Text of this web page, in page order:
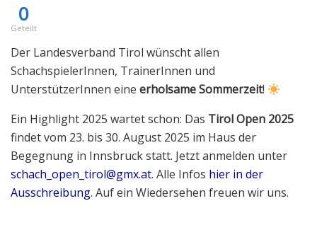
0
Geteilt
Der Landesverband Tirol wünscht allen
SchachspielerInnen, TrainerInnen und
UnterstützerInnen eine erholsame Sommerzeit!
Ein Highlight 2025 wartet schon: Das Tirol Open 2025
findet vom 23. bis 30. August 2025 im Haus der
Begegnung in Innsbruck statt. Jetzt anmelden unter
schach_open_tirol@gmx.at. Alle Infos hier in der
Ausschreibung. Auf ein Wiedersehen freuen wir uns.